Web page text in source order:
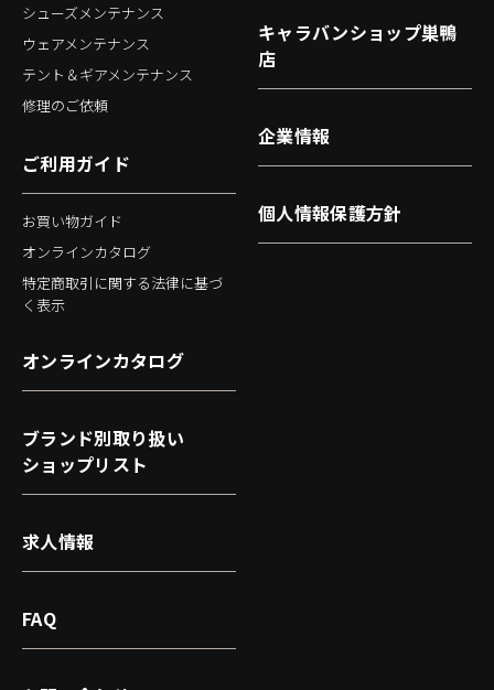
シューズメンテナンス
ウェアメンテナンス
テント＆ギアメンテナンス
修理のご依頼
ご利用ガイド
お買い物ガイド
オンラインカタログ
特定商取引に関する法律に基づ
く表示
キャラバンショップ巣鴨
店
企業情報
個人情報保護方針
オンラインカタログ
ブランド別取り扱い
ショップリスト
求人情報
FAQ